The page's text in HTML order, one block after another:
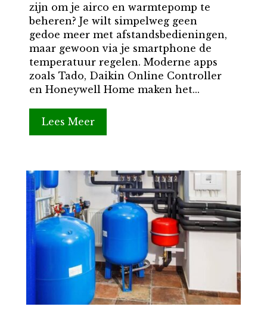
zijn om je airco en warmtepomp te
beheren? Je wilt simpelweg geen
gedoe meer met afstandsbedieningen,
maar gewoon via je smartphone de
temperatuur regelen. Moderne apps
zoals Tado, Daikin Online Controller
en Honeywell Home maken het...
Lees Meer